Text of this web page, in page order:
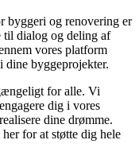
byggeri og renovering er
til dialog og deling af
vores platform
byggeprojekter.
for alle. Vi
dig i vores
dine drømme.
for at støtte dig hele